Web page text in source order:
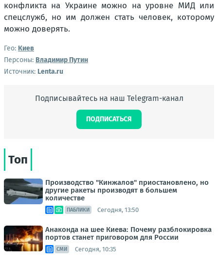
конфликта на Украине можно на уровне МИД или
спецслужб, но им должен стать человек, которому
можно доверять.
Гео: Киев
Персоны: Владимир Путин
Источник: Lenta.ru
Подписывайтесь на наш Telegram-канал
ПОДПИСАТЬСЯ
Топ
Производство "Кинжалов" приостановлено, но
другие ракеты производят в большем
количестве
ПАБЛИКИ Сегодня, 13:50
Анаконда на шее Киева: Почему разблокировка
портов станет приговором для России
СМИ Сегодня, 10:35